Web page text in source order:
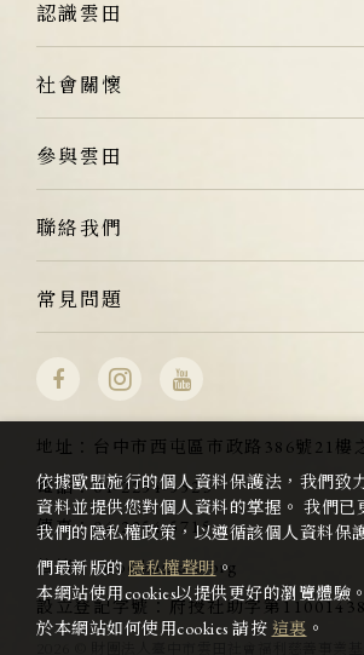
認識雲田
社會關懷
參與雲田
聯絡我們
常見問題
地址：
台中市西屯區市政路386號21樓
電話：04-2254-5523
傳真：04-2254-5715
信箱：info@kumota.org
設立登記字號：府授社助字第
依據歐盟施行的個人資料保護法，我們致
資料並提供您對個人資料的掌握。 我們已
我們的隱私權政策，以遵循該個人資料保
們最新版的隱私權聲明。
本網站使用cookies以提供更好的瀏覽體驗
於本網站如何使用cookies 請按 這裏 。